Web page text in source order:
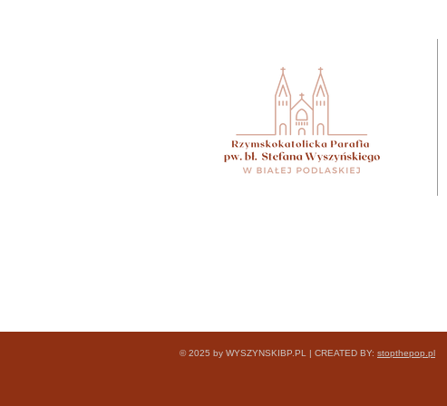
© 2025 by WYSZYNSKIBP.PL | CREATED BY: stopthepop.pl